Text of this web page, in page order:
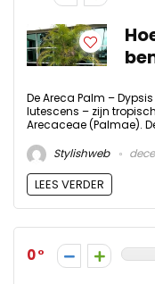
De Areca Palm –
lutescens – zijn
Arecaceae (Palmae).
Stylishweb
LEES VERDER
0